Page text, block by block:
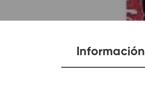
Información